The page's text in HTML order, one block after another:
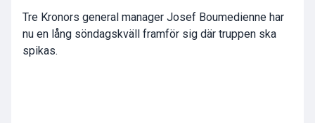
Tre Kronors general manager Josef Boumedienne har
nu en lång söndagskväll framför sig där truppen ska
spikas.